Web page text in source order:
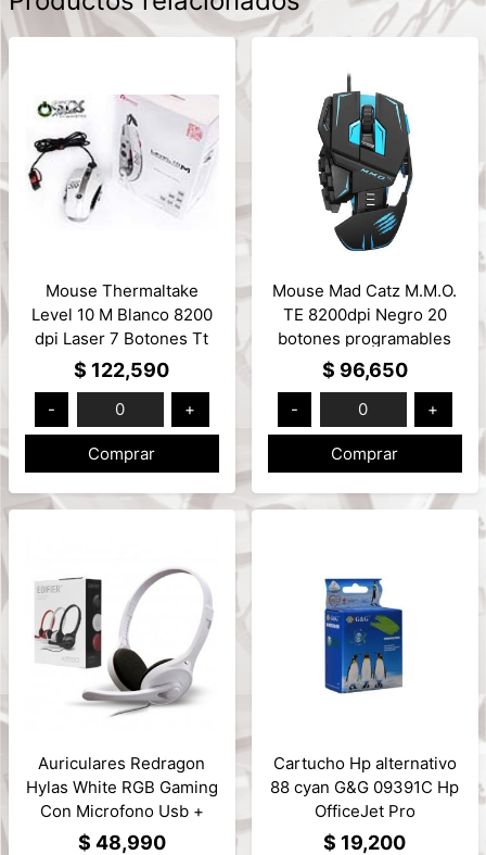
Mouse Thermaltake
Level 10 M Blanco 8200
dpi Laser 7 Botones Tt
esports
$ 122,590
- 0 +
Comprar
Mouse Mad Catz M.M.O.
TE 8200dpi Negro 20
botones programables
$ 96,650
- 0 +
Comprar
Auriculares Redragon
Hylas White RGB Gaming
Con Microfono Usb +
3.5mm x2 Mod: H260W-
$ 48,990
Cartucho Hp alternativo
88 cyan G&G 09391C Hp
OfficeJet Pro
K550/K550dtn
$ 19,200